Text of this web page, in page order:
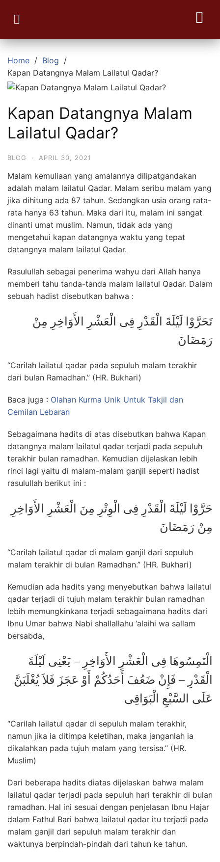
Home
Blog
Kapan Datangnya Malam Lailatul Qadar?
Kapan Datangnya Malam
Lailatul Qadar?
BLOG · APRIL 30, 2021
Malam kemuliaan yang amalannya dilipatgandakan
adalah malam lailatul Qadar. Malam seribu malam yang
jika dihitung ada 87 tahun. Sedangkan usia orang rata-
rata hanya 63 tahun. Maka dari itu, malam ini sangat
dinanti umat muslim. Namun, tidak ada yang
mengetahui kapan datangnya waktu yang tepat
datangnya malam lailatul Qadar.
Rasulullah sebagai penerima wahyu dari Allah hanya
memberi tahu tanda-tanda malam lailatul Qadar. Dalam
sebuah hadist disebutkan bahwa :
تَحَرَّوْا لَيْلَةَ الْقَدْرِ فِى الْعَشْرِ الأَوَاخِرِ مِنْ
رَمَضَانَ
“Carilah lailatul qadar pada sepuluh malam terakhir
dari bulan Ramadhan.” (HR. Bukhari)
Baca juga : Olahan Kurma Unik Untuk Takjil dan
Cemilan Lebaran
Sebagaimana hadits di atas disebutkan bahwa Kapan
datangnya malam lailatul qadar terjadi pada sepuluh
terakhir bulan ramadhan. Kemudian dijelaskan lebih
rinci lagi yaitu di malam-malam ganjil seperti hadist
rasulullah berikut ini :
حَرَّوْا لَيْلَةَ الْقَدْرِ فِى الْوِتْرِ مِنَ الْعَشْرِ الأَوَاخِرِ
مِنْ رَمَضَانَ
“Carilah lailatul qadar di malam ganjil dari sepuluh
malam terakhir di bulan Ramadhan.” (HR. Bukhari)
Kemudian ada hadits yang menyebutkan bahwa lailatul
qadar terjadi di tujuh malam terakhir bulan ramadhan
lebih memungkinkana terjadi sebagaimana hadits dari
Ibnu Umar bahwa Nabi shallallahu ‘alaihi wa sallam
bersabda,
الْتَمِسُوهَا فِى الْعَشْرِ الأَوَاخِرِ – يَعْنِى لَيْلَةَ
الْقَدْرِ – فَإِنْ ضَعُفَ أَحَدُكُمْ أَوْ عَجَزَ فَلاَ يُغْلَبَنَّ
عَلَى السَّبْعِ الْبَوَاقِى
“Carilah lailatul qadar di sepuluh malam terakhir,
namun jika ia ditimpa keletihan, maka janganlah ia
dikalahkan pada tujuh malam yang tersisa.” (HR.
Muslim)
Dari beberapa hadits diatas dijelaskan bahwa malam
lailatul qadar terjadi pada sepuluh hari terakhir di bulan
ramadhan. Hal ini sesuai dengan penjelasan Ibnu Hajar
dalam Fathul Bari bahwa lailatul qadar itu terjadi pada
malam ganjil dari sepuluh malam terakhir dan
waktunya berpindah-pindah dari tahun ke tahun.